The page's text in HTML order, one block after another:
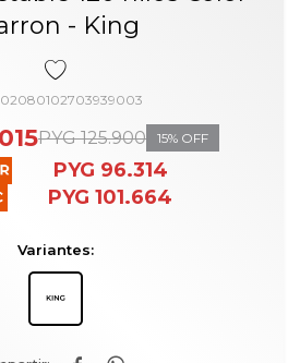
- King
PYG 125.900 15
PYG 96.314
PYG 101.664
Variantes: